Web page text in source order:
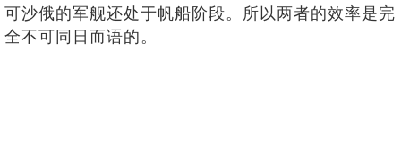
可沙俄的军舰还处于帆船阶段。所以两者的效率是完
全不可同日而语的。